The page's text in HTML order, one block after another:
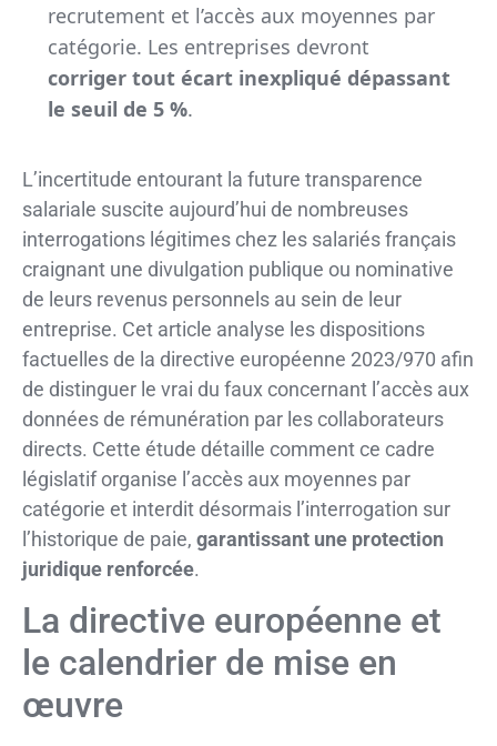
recrutement et l’accès aux moyennes par
catégorie. Les entreprises devront
corriger tout écart inexpliqué dépassant
le seuil de 5 %.
L’incertitude entourant la future transparence
salariale suscite aujourd’hui de nombreuses
interrogations légitimes chez les salariés français
craignant une divulgation publique ou nominative
de leurs revenus personnels au sein de leur
entreprise. Cet article analyse les dispositions
factuelles de la directive européenne 2023/970 afin
de distinguer le vrai du faux concernant l’accès aux
données de rémunération par les collaborateurs
directs. Cette étude détaille comment ce cadre
législatif organise l’accès aux moyennes par
catégorie et interdit désormais l’interrogation sur
l’historique de paie, garantissant une protection
juridique renforcée.
La directive européenne et
le calendrier de mise en
œuvre